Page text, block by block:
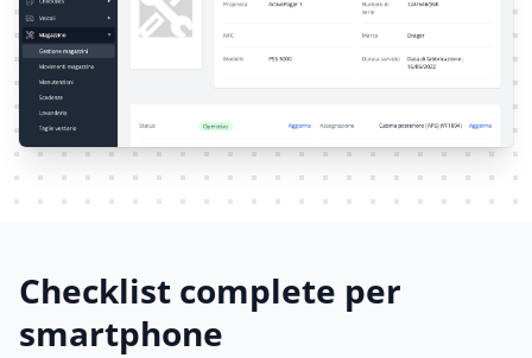
Checklist complete per
smartphone